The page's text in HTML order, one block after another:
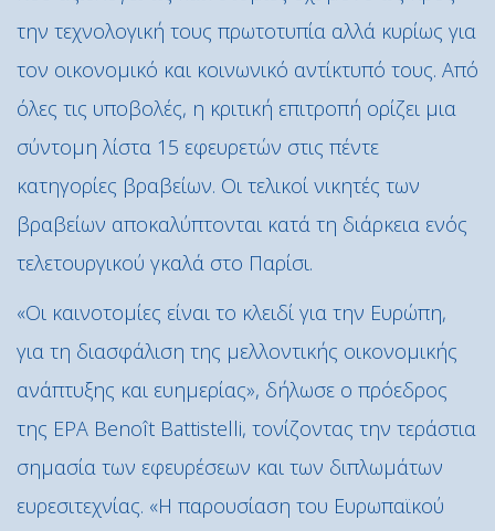
την τεχνολογική τους πρωτοτυπία αλλά κυρίως για
τον οικονομικό και κοινωνικό αντίκτυπό τους. Από
όλες τις υποβολές, η κριτική επιτροπή ορίζει μια
σύντομη λίστα 15 εφευρετών στις πέντε
κατηγορίες βραβείων. Οι τελικοί νικητές των
βραβείων αποκαλύπτονται κατά τη διάρκεια ενός
τελετουργικού γκαλά στο Παρίσι.
«Οι καινοτομίες είναι το κλειδί για την Ευρώπη,
για τη διασφάλιση της μελλοντικής οικονομικής
ανάπτυξης και ευημερίας», δήλωσε ο πρόεδρος
της EPA Benoît Battistelli, τονίζοντας την τεράστια
σημασία των εφευρέσεων και των διπλωμάτων
ευρεσιτεχνίας. «Η παρουσίαση του Ευρωπαϊκού